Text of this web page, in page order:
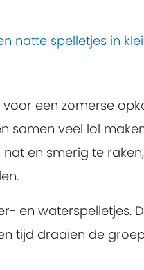
natte spelletjes in
een zomerse
samen veel lol
en smerig te
en waterspelletjes.
tijd draaien de